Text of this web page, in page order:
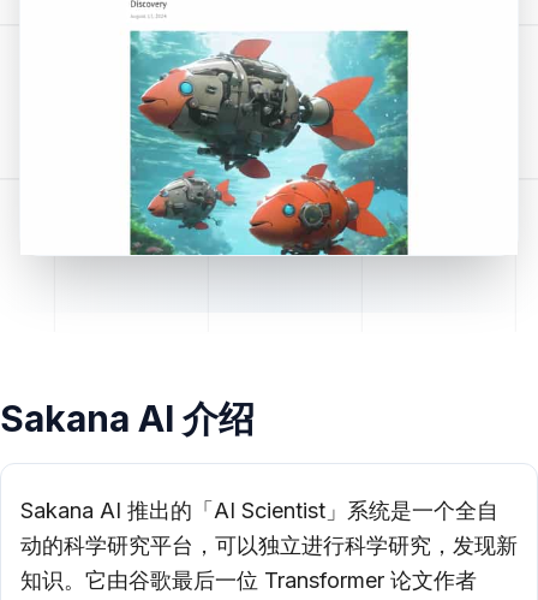
Sakana AI 介绍
Sakana AI 推出的「AI Scientist」系统是一个全自
动的科学研究平台，可以独立进行科学研究，发现新
知识。它由谷歌最后一位 Transformer 论文作者